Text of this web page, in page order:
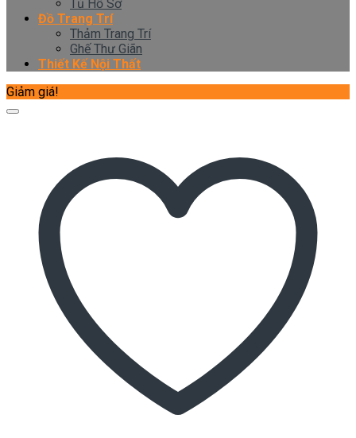
Tủ Hồ Sơ
Đồ Trang Trí
Thảm Trang Trí
Ghế Thư Giãn
Thiết Kế Nội Thất
Giảm giá!